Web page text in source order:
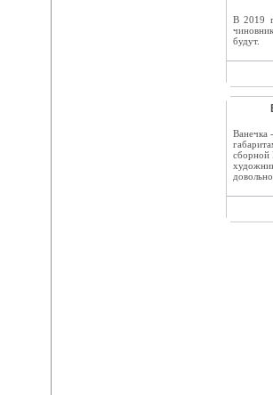
В 2019
будут.
Ванечка
сборной